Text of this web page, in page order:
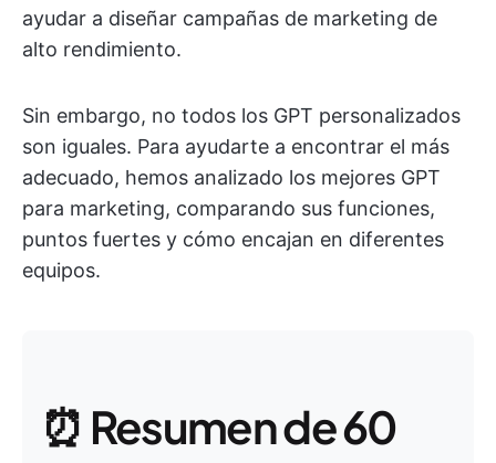
ayudar a diseñar campañas de marketing de
alto rendimiento.
Sin embargo, no todos los GPT personalizados
son iguales. Para ayudarte a encontrar el más
adecuado, hemos analizado los mejores GPT
para marketing, comparando sus funciones,
puntos fuertes y cómo encajan en diferentes
equipos.
⏰ Resumen de 60